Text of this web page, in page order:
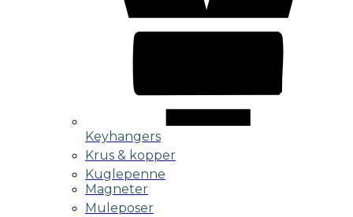
Keyhangers
Krus & kopper
Kuglepenne
Magneter
Muleposer